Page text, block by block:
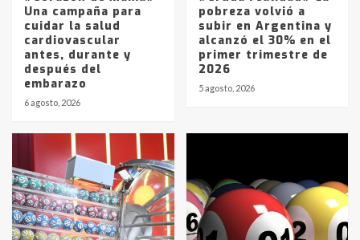
Una campaña para
cuidar la salud
cardiovascular
antes, durante y
después del
embarazo
6 agosto, 2026
pobreza volvió a
subir en Argentina y
alcanzó el 30% en el
primer trimestre de
2026
5 agosto, 2026